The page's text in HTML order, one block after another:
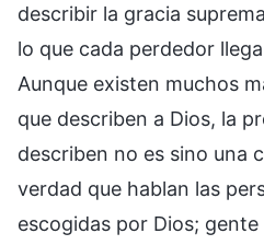
describir la gracia
lo que cada perdedor
Aunque existen muchos
que describen a Dios, la
describen no es sino una
verdad que hablan las
escogidas por Dios; gente